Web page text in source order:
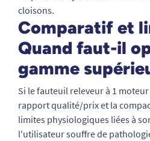
cloisons.
Comparatif et
Quand faut-il
gamme
Si le fauteuil releveur à 1
rapport qualité/prix et la
limites physiologiques liées à
l'utilisateur souffre de